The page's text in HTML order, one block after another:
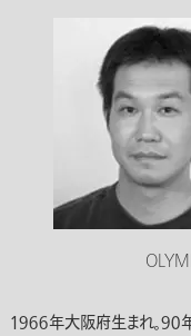
１９６６年大阪府生まれ。